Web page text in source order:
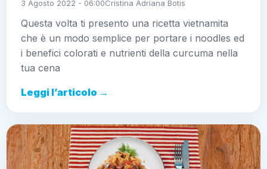
3 Agosto 2022 - 06:00Cristina Adriana Botis
Questa volta ti presento una ricetta vietnamita
che è un modo semplice per portare i noodles ed
i benefici colorati e nutrienti della curcuma nella
tua cena
Leggi l’articolo →